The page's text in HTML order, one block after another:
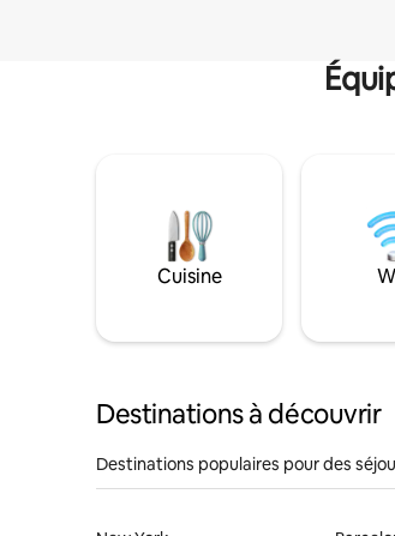
Cuisine
Destinations à découvrir
Destinations populaires pour des